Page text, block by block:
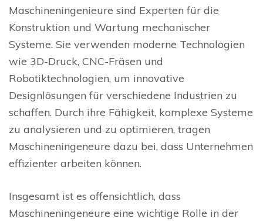
Maschineningenieure sind Experten für die
Konstruktion und Wartung mechanischer
Systeme. Sie verwenden moderne Technologien
wie 3D-Druck, CNC-Fräsen und
Robotiktechnologien, um innovative
Designlösungen für verschiedene Industrien zu
schaffen. Durch ihre Fähigkeit, komplexe Systeme
zu analysieren und zu optimieren, tragen
Maschineningeneure dazu bei, dass Unternehmen
effizienter arbeiten können.
Insgesamt ist es offensichtlich, dass
Maschineningeneure eine wichtige Rolle in der